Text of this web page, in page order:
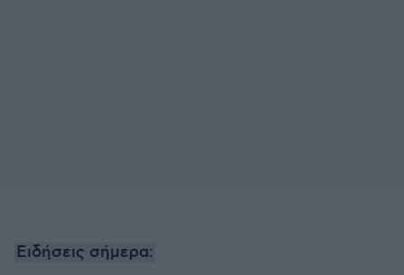
Ειδήσεις σήμερα: